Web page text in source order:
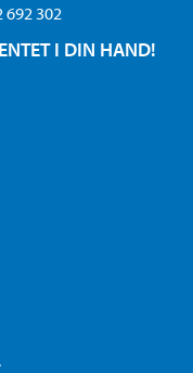
692 302
I DIN HAND!